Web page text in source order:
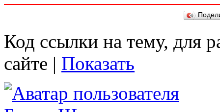
Код ссылки на тему, для
сайте | Показать